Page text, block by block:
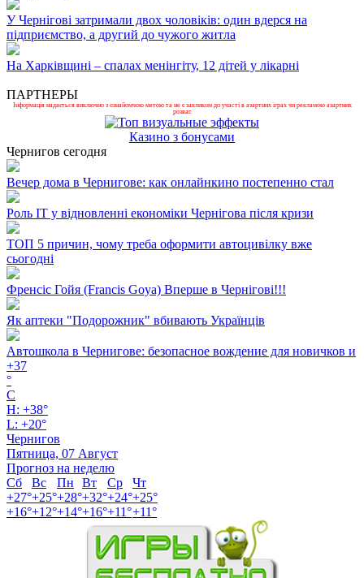
У Чернігові затримали двох чоловіків: один вдерся на
підприємство, а другий до чужого житла
На Харківщині – спалах менінгіту, 12 дітей у лікарні
ПАРТНЕРЫ
Інформація надається виключно з ознайомчою метою та не є закликом до участі в азартних іграх чи рекламою азартних
розваг.
Казино з бонусами
Чернигов сегодня
Вечер дома в Чернигове: как онлайнкино постепенно стал
Роль ІТ у відновленні економіки Чернігова після кризи
ТОП 5 причин, чому треба оформити автоцивілку вже
сьогодні
Френсіс Гойя (Francis Goya) Вперше в Чернігові!!!
Як аптеки "Подорожник" вбивають Українців
Автошкола в Чернигове: безопасное вождение для новичков и
+37
°
C
H: +38°
L: +20°
Чернигов
Пятница, 07 Август
Прогноз на неделю
Сб
Вс Пн Вт Ср
Чт
+27°+25°+28°+32°+24°+25°
+16°+12°+14°+16°+11°+11°